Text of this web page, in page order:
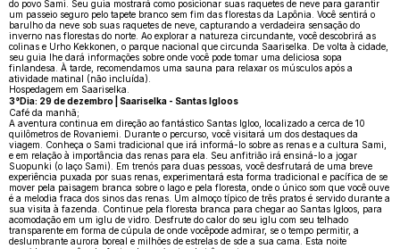
do povo Sami. Seu guia mostrará como posicionar suas raquetes de neve para garantir
um passeio seguro pelo tapete branco sem fim das florestas da Lapônia. Você sentirá o
barulho da neve sob suas raquetes de neve, capturando a verdadeira sensação do
inverno nas florestas do norte. Ao explorar a natureza circundante, você descobrirá as
colinas e Urho Kekkonen, o parque nacional que circunda Saariselka. De volta à cidade,
seu guia lhe dará informações sobre onde você pode tomar uma deliciosa sopa
finlandesa. À tarde, recomendamos uma sauna para relaxar os músculos após a
atividade matinal (não incluída).
Hospedagem em Saariselka.
3°Dia: 29 de dezembro | Saariselka - Santas Igloos
Café da manhã;
A aventura continua em direção ao fantástico Santas Igloo, localizado a cerca de 10
quilômetros de Rovaniemi. Durante o percurso, você visitará um dos destaques da
viagem. Conheça o Sami tradicional que irá informá-lo sobre as renas e a cultura Sami,
e em relação à importância das renas para ela. Seu anfitrião irá ensiná-lo a jogar
Suopunki (o laço Sami). Em trenós para duas pessoas, você desfrutará de uma breve
experiência puxada por suas renas, experimentará esta forma tradicional e pacífica de se
mover pela paisagem branca sobre o lago e pela floresta, onde o único som que você ouve
é a melodia fraca dos sinos das renas. Um almoço típico de três pratos é servido durante a
sua visita à fazenda. Continue pela floresta branca para chegar ao Santas Igloos, para
acomodação em um iglu de vidro. Desfrute do calor do seu iglu com seu telhado
transparente em forma de cúpula de onde vocêpode admirar, se o tempo permitir, a
deslumbrante aurora boreal e milhões de estrelas de sde a sua cama. Esta noite